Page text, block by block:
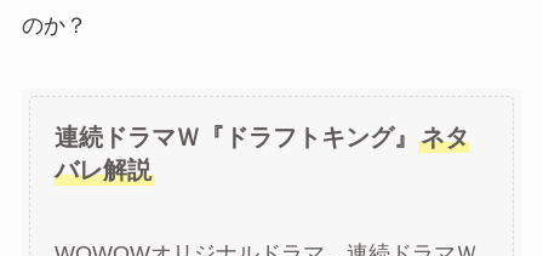
のか？
連続ドラマＷ『ドラフトキング』 ネタ
バレ解説